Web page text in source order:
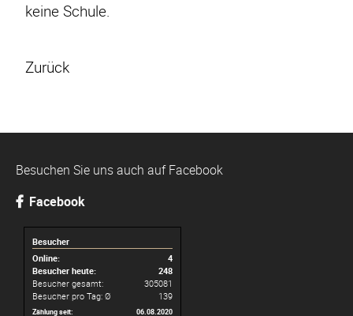
keine Schule.
Zurück
Besuchen Sie uns auch auf Facebook
Facebook
Besucher
Online:
4
Besucher heute:
248
Besucher gesamt:
305081
Besucher pro Tag: Ø
139
Zählung seit: 06.08.2020